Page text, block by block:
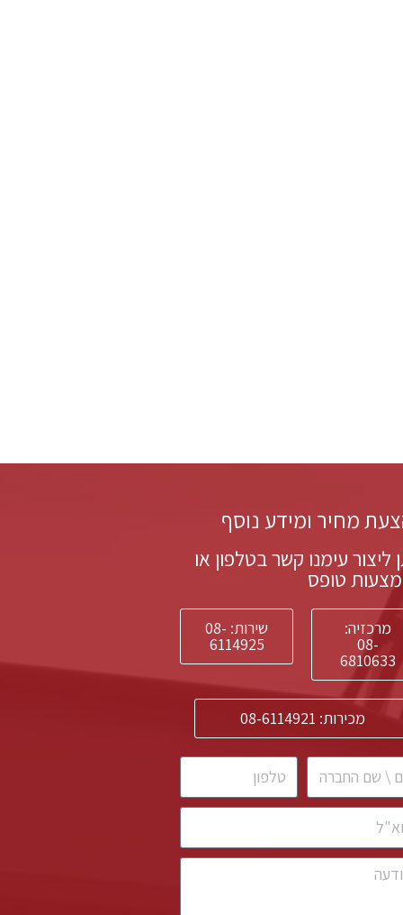
מחיר ומידע נוסף
ליצור עימנו קשר בטלפון או
טופס
מרכזיה:
08-
6810633
שירות: 08-
6114925
מכירות: 08-6114921